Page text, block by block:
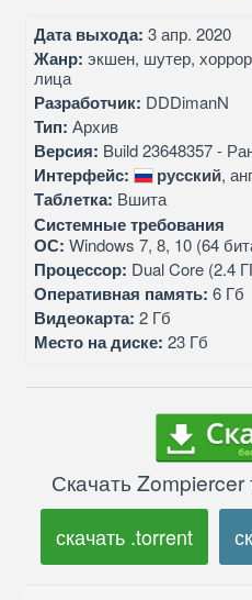
Дата выхода: 3 апр. 2020
Жанр: экшен, шутер,
лица
Разработчик: DDDimanN
Тип: Архив
Версия: Build 23648357 -
Интерфейс: русский,
Таблетка: Вшита
Системные требования
ОС: Windows 7, 8, 10 (64
Процессор: Dual Core (2.4
Оперативная память: 6 Гб
Видеокарта: 2 Гб
Место на диске: 23 Гб
Скачать
скачать .torrent